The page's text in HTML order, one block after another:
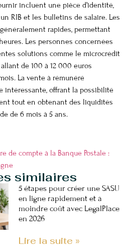
incluent une pièce d’identité,
RIB et les bulletins de salaire. Les
rapides, permettant
Les personnes concernées
solutions comme le microcrédit
de 100 à 12 000 euros
La vente à rémunéré
intéressante, offrant la possibilité
tout en obtenant des liquidités
de 6 mois à 5 ans.
de compte à la Banque Postale :
similaires
5 étapes pour créer une SASU
en ligne rapidement et à
moindre coût avec LegalPlace
en 2026
Lire la suite »